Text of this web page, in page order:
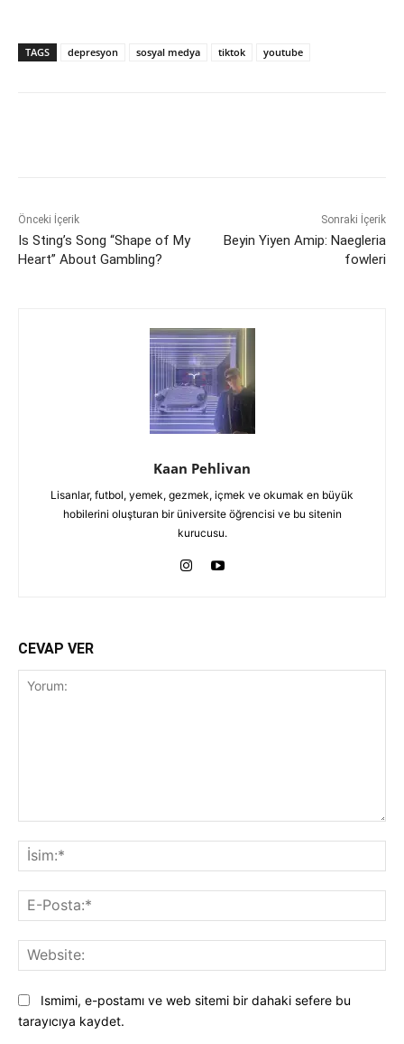
TAGS depresyon sosyal medya tiktok youtube
Önceki İçerik
Is Sting’s Song “Shape of My
Heart” About Gambling?
Sonraki İçerik
Beyin Yiyen Amip: Naegleria
fowleri
Kaan Pehlivan
Lisanlar, futbol, yemek, gezmek, içmek ve okumak en büyük
hobilerini oluşturan bir üniversite öğrencisi ve bu sitenin
kurucusu.
CEVAP VER
Ismimi, e-postamı ve web sitemi bir dahaki sefere bu
tarayıcıya kaydet.